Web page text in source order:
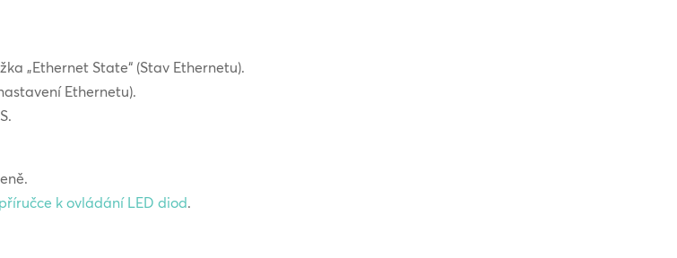
„Ethernet State“ (Stav Ethernetu).
Ethernetu).
k ovládání LED diod.